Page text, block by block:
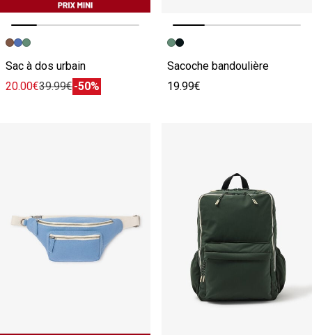
Image précédente
Image suivante
Sac à dos urbain
20.00€39.99€-50%
Image précédente
Image suivante
Sacoche bandoulière
19.99€